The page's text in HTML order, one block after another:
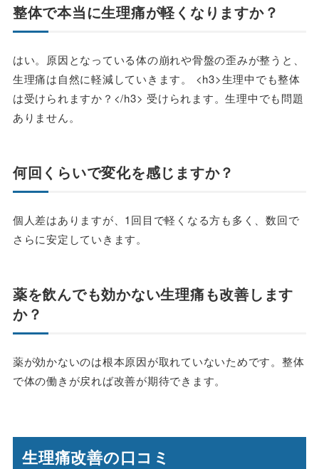
整体で本当に生理痛が軽くなりますか？
はい。原因となっている体の崩れや骨盤の歪みが整うと、
生理痛は自然に軽減していきます。 <h3>生理中でも整体
は受けられますか？</h3> 受けられます。生理中でも問題
ありません。
何回くらいで変化を感じますか？
個人差はありますが、1回目で軽くなる方も多く、数回で
さらに安定していきます。
薬を飲んでも効かない生理痛も改善します
か？
薬が効かないのは根本原因が取れていないためです。整体
で体の働きが戻れば改善が期待できます。
生理痛改善の口コミ